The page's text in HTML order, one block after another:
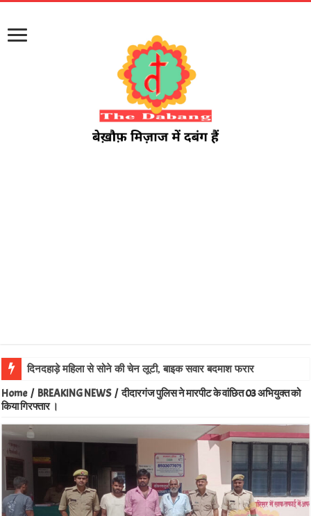
Home / BREAKING NEWS / दीदारगंज पुलिस ने मारपीट के वांछित 03 अभियुक्त को
किया गिरफ्तार ।